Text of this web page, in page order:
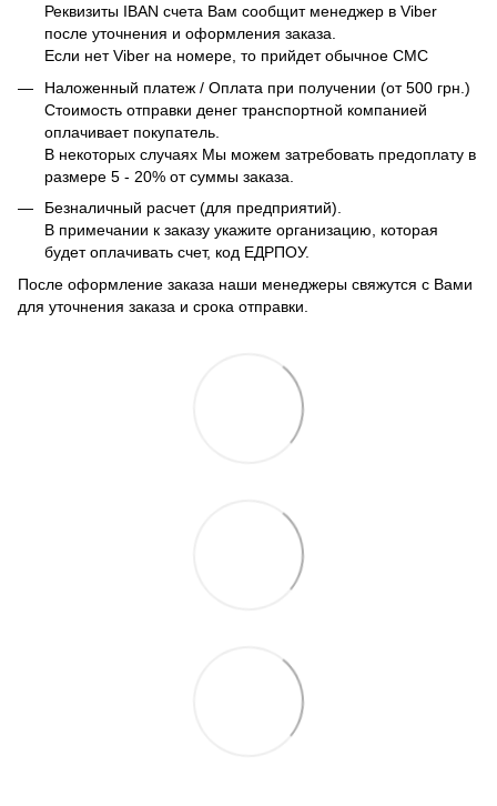
Реквизиты IBAN счета Вам сообщит менеджер в Viber
после уточнения и оформления заказа.
Если нет Viber на номере, то прийдет обычное СМС
Наложенный платеж / Оплата при получении (от 500 грн.)
Стоимость отправки денег транспортной компанией
оплачивает покупатель.
В некоторых случаях Мы можем затребовать предоплату в
размере 5 - 20% от суммы заказа.
Безналичный расчет (для предприятий).
В примечании к заказу укажите организацию, которая
будет оплачивать счет, код ЕДРПОУ.
После оформление заказа наши менеджеры свяжутся с Вами
для уточнения заказа и срока отправки.